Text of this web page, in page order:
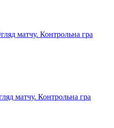
матчу. Контрольна гра
матчу. Контрольна гра